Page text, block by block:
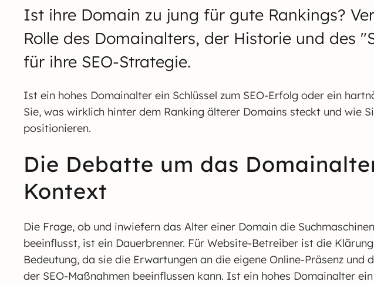
Ist ihre Domain zu jung für gute Rankings?
Rolle des Domainalters, der Historie und des
für ihre SEO-Strategie.
Ist ein hohes Domainalter ein Schlüssel zum SEO-Erfolg oder ein
Sie, was wirklich hinter dem Ranking älterer Domains steckt und wie
positionieren.
Die Debatte um das
Kontext
Die Frage, ob und inwiefern das Alter einer Domain die
beeinflusst, ist ein Dauerbrenner. Für Website-Betreiber ist die
Bedeutung, da sie die Erwartungen an die eigene Online-Präsenz und
der SEO-Maßnahmen beeinflussen kann. Ist ein hohes Domainalter